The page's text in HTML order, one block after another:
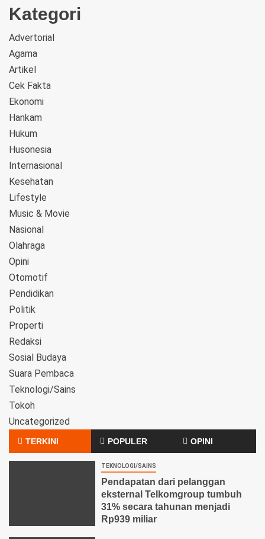
Kategori
Advertorial
Agama
Artikel
Cek Fakta
Ekonomi
Hankam
Hukum
Husonesia
Internasional
Kesehatan
Lifestyle
Music & Movie
Nasional
Olahraga
Opini
Otomotif
Pendidikan
Politik
Properti
Redaksi
Sosial Budaya
Suara Pembaca
Teknologi/Sains
Tokoh
Uncategorized
TERKINI POPULER OPINI
TEKNOLOGI/SAINS
Pendapatan dari pelanggan
eksternal Telkomgroup tumbuh
31% secara tahunan menjadi
Rp939 miliar